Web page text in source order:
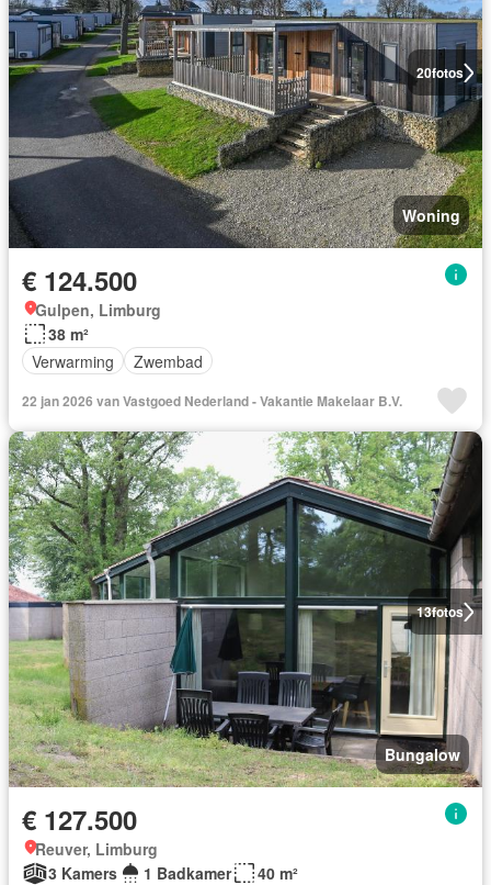
20fotos
Woning
€ 124.500
Gulpen, Limburg
38 m²
Verwarming
Zwembad
22 jan 2026 van Vastgoed Nederland - Vakantie Makelaar B.V.
13fotos
Bungalow
€ 127.500
Reuver, Limburg
3 Kamers
1 Badkamer 40 m²